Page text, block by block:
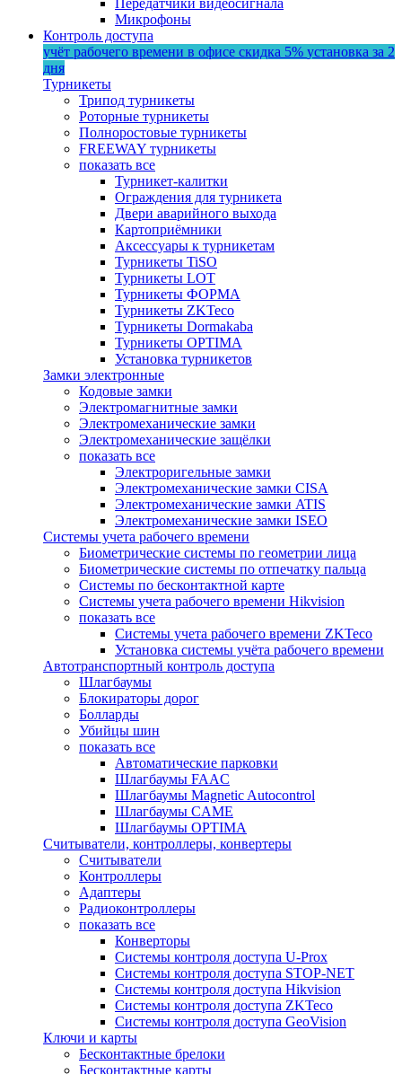
Микрофоны
Контроль доступа
учёт рабочего времени в офисе скидка 5% установка за 2
дня
Турникеты
Трипод турникеты
Роторные турникеты
Полноростовые турникеты
FREEWAY турникеты
показать все
Турникет-калитки
Ограждения для турникета
Двери аварийного выхода
Картоприёмники
Аксессуары к турникетам
Турникеты TiSO
Турникеты LOT
Турникеты ФОРМА
Турникеты ZKTeco
Турникеты Dormakaba
Турникеты OPTIMA
Установка турникетов
Замки электронные
Кодовые замки
Электромагнитные замки
Электромеханические замки
Электромеханические защёлки
показать все
Электроригельные замки
Электромеханические замки CISA
Электромеханические замки ATIS
Электромеханические замки ISEO
Системы учета рабочего времени
Биометрические системы по геометрии лица
Биометрические системы по отпечатку пальца
Системы по бесконтактной карте
Системы учета рабочего времени Hikvision
показать все
Системы учета рабочего времени ZKTeco
Установка системы учёта рабочего времени
Автотранспортный контроль доступа
Шлагбаумы
Блокираторы дорог
Болларды
Убийцы шин
показать все
Автоматические парковки
Шлагбаумы FAAC
Шлагбаумы Magnetic Autocontrol
Шлагбаумы CAME
Шлагбаумы OPTIMA
Считыватели, контроллеры, конвертеры
Считыватели
Контроллеры
Адаптеры
Радиоконтроллеры
показать все
Конверторы
Системы контроля доступа U-Prox
Системы контроля доступа STOP-NET
Системы контроля доступа Hikvision
Системы контроля доступа ZKTeco
Системы контроля доступа GeoVision
Ключи и карты
Бесконтактные брелоки
Бесконтактные карты